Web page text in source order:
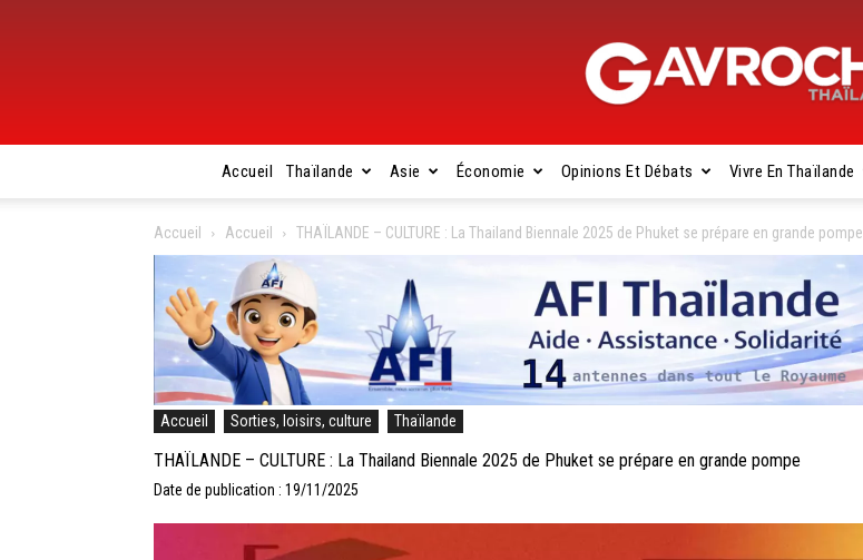
Gavroche
Thaïlande
Accueil Thaïlande Asie Économie Opinions Et Débats Vivre En Thaïlande
Accueil Accueil THAÏLANDE – CULTURE : La Thailand Biennale 2025 de Phuket se prépare en grande pompe
Accueil Sorties, loisirs, culture Thaïlande
THAÏLANDE – CULTURE : La Thailand Biennale 2025 de Phuket se prépare en grande pompe
Date de publication : 19/11/2025